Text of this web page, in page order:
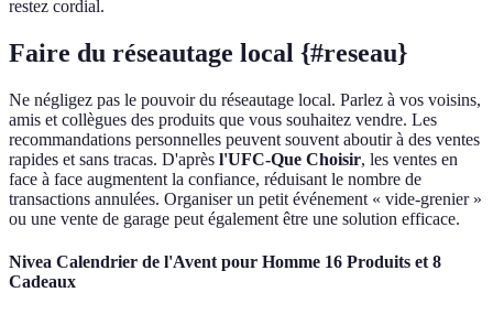
restez cordial.
Faire du réseautage local {#reseau}
Ne négligez pas le pouvoir du réseautage local. Parlez à vos voisins,
amis et collègues des produits que vous souhaitez vendre. Les
recommandations personnelles peuvent souvent aboutir à des ventes
rapides et sans tracas. D'après l'UFC-Que Choisir, les ventes en
face à face augmentent la confiance, réduisant le nombre de
transactions annulées. Organiser un petit événement « vide-grenier »
ou une vente de garage peut également être une solution efficace.
Nivea Calendrier de l'Avent pour Homme 16 Produits et 8
Cadeaux